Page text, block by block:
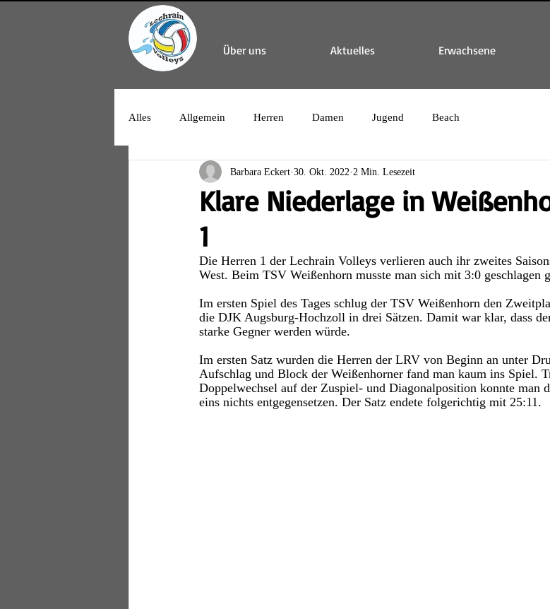
Über uns Aktuelles Erwachsene
Alles Allgemein Herren Damen Jugend Beach
Klare Niederlage in
1
Barbara Eckert 30. Okt. 2022 2 Min. Lesezeit
Die Herren 1 der Lechrain Volleys verlieren auch ihr zweites
West. Beim TSV Weißenhorn musste man sich mit 3:0 geschlagen
Im ersten Spiel des Tages schlug der TSV Weißenhorn den
die DJK Augsburg-Hochzoll in drei Sätzen. Damit war klar, dass
starke Gegner werden würde.
Im ersten Satz wurden die Herren der LRV von Beginn an unter
Aufschlag und Block der Weißenhorner fand man kaum ins Spiel.
Doppelwechsel auf der Zuspiel- und Diagonalposition konnte man
eins nichts entgegensetzen. Der Satz endete folgerichtig mit 25:11.